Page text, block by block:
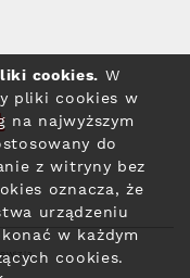
cookies. W
pliki cookies w
na najwyższym
do
z witryny bez
oznacza, że
urządzeniu
w każdym
cookies.